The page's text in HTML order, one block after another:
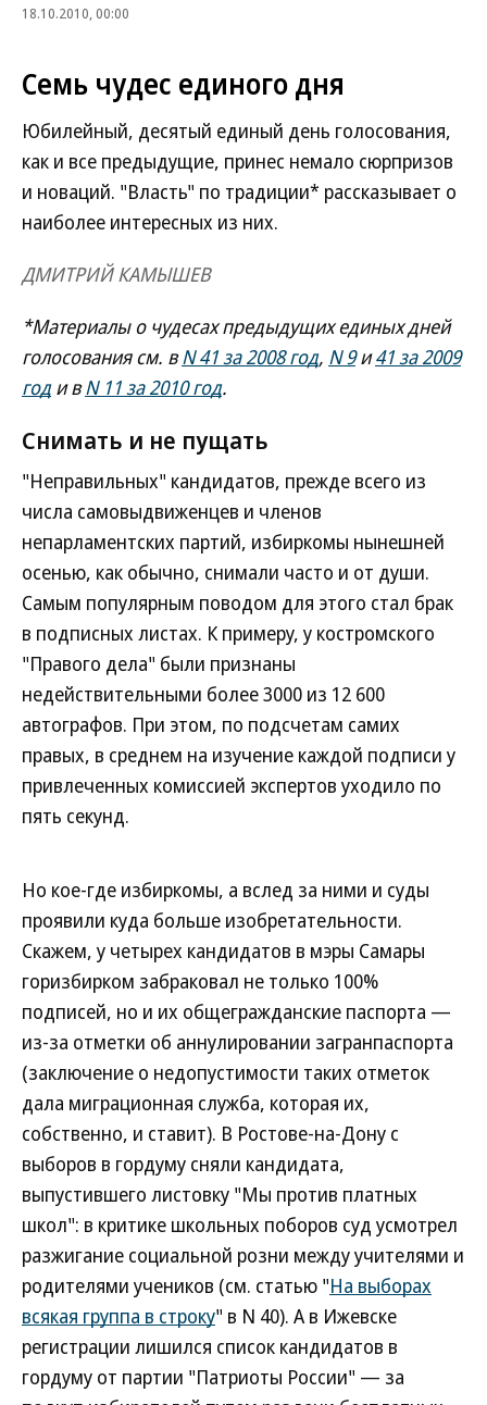
18.10.2010, 00:00
Семь чудес единого дня
Юбилейный, десятый единый день голосования,
как и все предыдущие, принес немало сюрпризов
и новаций. "Власть" по традиции* рассказывает о
наиболее интересных из них.
ДМИТРИЙ КАМЫШЕВ
*Материалы о чудесах предыдущих единых дней
голосования см. вN 41 за 2008 год, N 9и41 за 2009
годи вN 11 за 2010 год.
Снимать и не пущать
"Неправильных" кандидатов, прежде всего из
числа самовыдвиженцев и членов
непарламентских партий, избиркомы нынешней
осенью, как обычно, снимали часто и от души.
Самым популярным поводом для этого стал брак
в подписных листах. К примеру, у костромского
"Правого дела" были признаны
недействительными более 3000 из 12 600
автографов. При этом, по подсчетам самих
правых, в среднем на изучение каждой подписи у
привлеченных комиссией экспертов уходило по
пять секунд.
Но кое-где избиркомы, а вслед за ними и суды
проявили куда больше изобретательности.
Скажем, у четырех кандидатов в мэры Самары
горизбирком забраковал не только 100%
подписей, но и их общегражданские паспорта —
из-за отметки об аннулировании загранпаспорта
(заключение о недопустимости таких отметок
дала миграционная служба, которая их,
собственно, и ставит). В Ростове-на-Дону с
выборов в гордуму сняли кандидата,
выпустившего листовку "Мы против платных
школ": в критике школьных поборов суд усмотрел
разжигание социальной розни между учителями и
родителями учеников (см. статью "На выборах
всякая группа в строку" в N 40). А в Ижевске
регистрации лишился список кандидатов в
гордуму от партии "Патриоты России" — за